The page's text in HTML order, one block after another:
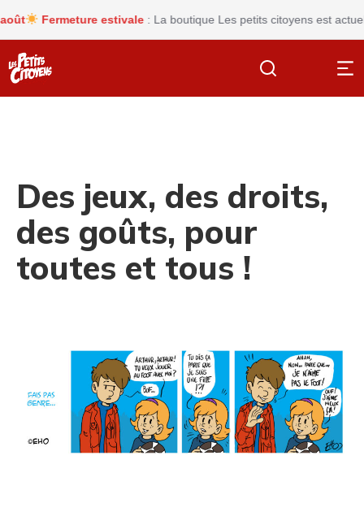
Fermeture estivale: La boutique Les petits citoyens est
Des jeux, des droits,
des goûts, pour
toutes et tous !